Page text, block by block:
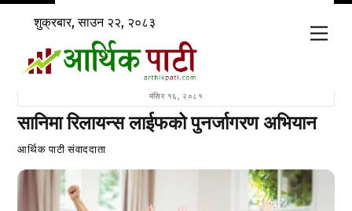
Skip
content
शुक्रबार, साउन २२, २०८३
मंसिर १६, २०८१
सानिमा रिलायन्स लाईफको पुनर्जागरण अभियान
आर्थिक पाटी संवाददाता